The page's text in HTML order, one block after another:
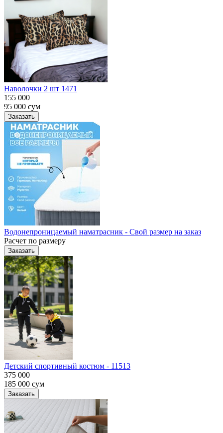
Наволочки 2 шт 1471
155 000
95 000 сум
Заказать
Водонепроницаемый наматрасник - Свой размер на заказ
Расчет по размеру
Заказать
Детский спортивный костюм - 11513
375 000
185 000 сум
Заказать